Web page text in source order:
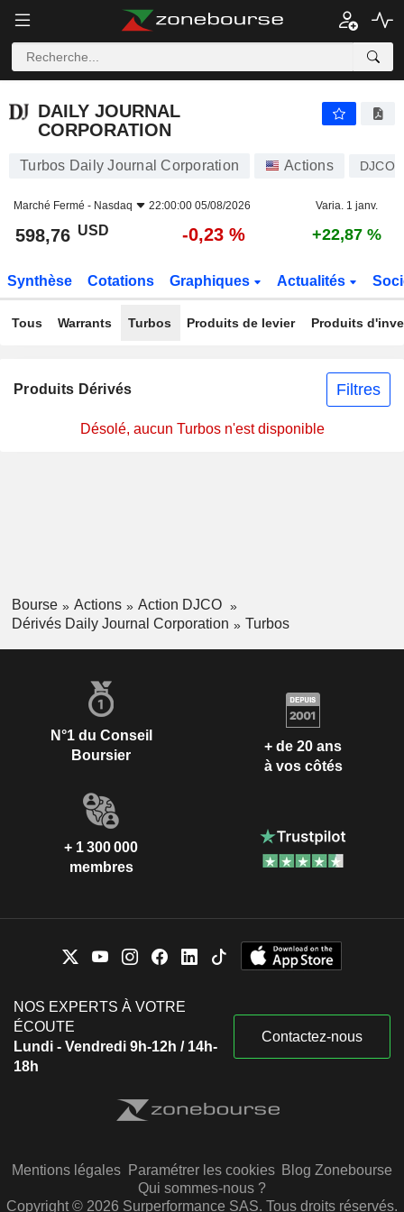
DAILY JOURNAL
CORPORATION
Turbos Daily Journal Corporation Actions DJCO
Marché Fermé - Nasdaq 22:00:00 05/08/2026 Varia. 1 janv.
598,76 USD -0,23 % +22,87 %
Synthèse Cotations Graphiques Actualités
Tous Warrants Turbos Produits de levier Produits
Produits Dérivés Filtres
Désolé, aucun Turbos n'est disponible
Bourse Actions
Action DJCO
Dérivés Daily Journal Corporation
Turbos
N°1 du Conseil
Boursier
+ de 20 ans
à vos côtés
+ 1 300 000
membres
NOS EXPERTS À VOTRE
ÉCOUTE
Lundi - Vendredi 9h-12h / 14h-
18h
Contactez-nous
Mentions légales Paramétrer les cookies Blog Zonebourse
Qui sommes-nous ?
Copyright © 2026 Surperformance SAS. Tous droits réservés.